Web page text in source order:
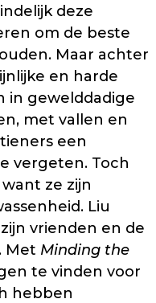
deze
om de beste
Maar achter
en harde
in gewelddadige
met vallen en
een
vergeten. Toch
ze zijn
Liu
vrienden en de
Met Minding the
te vinden voor
hebben